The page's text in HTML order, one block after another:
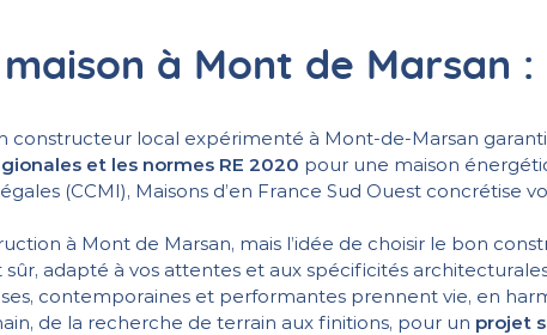
à Mont de Marsan
constructeur local expérimenté à Mont-de-Marsan
et les normes RE 2020 pour une maison
(CCMI), Maisons d’en France Sud Ouest concrétise
à Mont de Marsan, mais l’idée de choisir le bon
adapté à vos attentes et aux spécificités
contemporaines et performantes prennent vie, en
de la recherche de terrain aux finitions, pour un projet